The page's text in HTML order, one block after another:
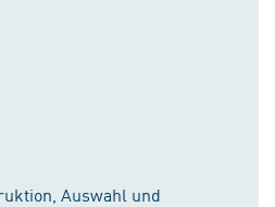
Auswahl und